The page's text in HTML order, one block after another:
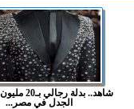
شاهد.. بدلة
الجدل في مصر...